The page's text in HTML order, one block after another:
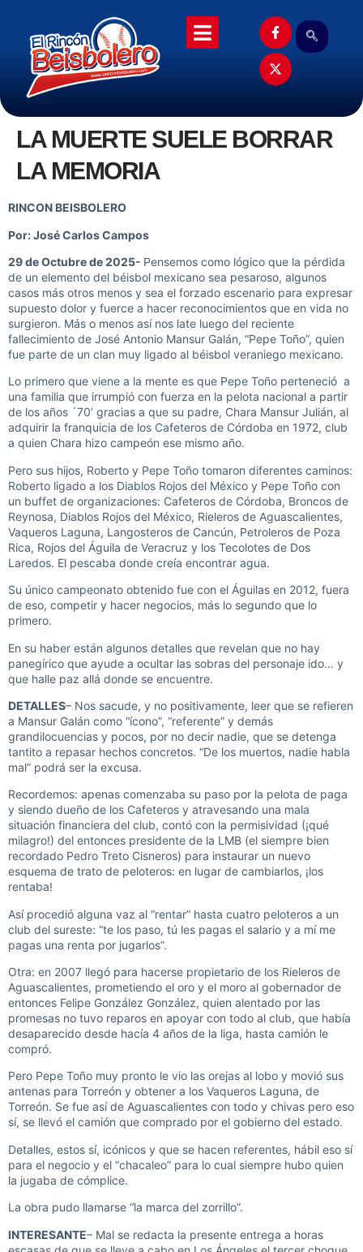
LA MUERTE SUELE BORRAR
LA MEMORIA
RINCON BEISBOLERO
Por: José Carlos Campos
29 de Octubre de 2025- Pensemos como lógico que la pérdida
de un elemento del béisbol mexicano sea pesaroso, algunos
casos más otros menos y sea el forzado escenario para expresar
supuesto dolor y fuerce a hacer reconocimientos que en vida no
surgieron. Más o menos así nos late luego del reciente
fallecimiento de José Antonio Mansur Galán, “Pepe Toño”, quien
fue parte de un clan muy ligado al béisbol veraniego mexicano.
Lo primero que viene a la mente es que Pepe Toño perteneció a
una familia que irrumpió con fuerza en la pelota nacional a partir
de los años ´70’ gracias a que su padre, Chara Mansur Julián, al
adquirir la franquicia de los Cafeteros de Córdoba en 1972, club
a quien Chara hizo campeón ese mismo año.
Pero sus hijos, Roberto y Pepe Toño tomaron diferentes caminos:
Roberto ligado a los Diablos Rojos del México y Pepe Toño con
un buffet de organizaciones: Cafeteros de Córdoba, Broncos de
Reynosa, Diablos Rojos del México, Rieleros de Aguascalientes,
Vaqueros Laguna, Langosteros de Cancún, Petroleros de Poza
Rica, Rojos del Águila de Veracruz y los Tecolotes de Dos
Laredos. El pescaba donde creía encontrar agua.
Su único campeonato obtenido fue con el Águilas en 2012, fuera
de eso, competir y hacer negocios, más lo segundo que lo
primero.
En su haber están algunos detalles que revelan que no hay
panegírico que ayude a ocultar las sobras del personaje ido… y
que halle paz allá donde se encuentre.
DETALLES– Nos sacude, y no positivamente, leer que se refieren
a Mansur Galán como “ícono”, “referente” y demás
grandilocuencias y pocos, por no decir nadie, que se detenga
tantito a repasar hechos concretos. “De los muertos, nadie habla
mal” podrá ser la excusa.
Recordemos: apenas comenzaba su paso por la pelota de paga
y siendo dueño de los Cafeteros y atravesando una mala
situación financiera del club, contó con la permisividad (¡qué
milagro!) del entonces presidente de la LMB (el siempre bien
recordado Pedro Treto Cisneros) para instaurar un nuevo
esquema de trato de peloteros: en lugar de cambiarlos, ¡los
rentaba!
Así procedió alguna vaz al “rentar” hasta cuatro peloteros a un
club del sureste: “te los paso, tú les pagas el salario y a mí me
pagas una renta por jugarlos”.
Otra: en 2007 llegó para hacerse propietario de los Rieleros de
Aguascalientes, prometiendo el oro y el moro al gobernador de
entonces Felipe González González, quien alentado por las
promesas no tuvo reparos en apoyar con todo al club, que había
desaparecido desde hacía 4 años de la liga, hasta camión le
compró.
Pero Pepe Toño muy pronto le vio las orejas al lobo y movió sus
antenas para Torreón y obtener a los Vaqueros Laguna, de
Torreón. Se fue así de Aguascalientes con todo y chivas pero eso
sí, se llevó el camión que comprado por el gobierno del estado.
Detalles, estos sí, icónicos y que se hacen referentes, hábil eso sí
para el negocio y el “chacaleo” para lo cual siempre hubo quien
la jugaba de cómplice.
La obra pudo llamarse “la marca del zorrillo”.
INTERESANTE– Mal se redacta la presente entrega a horas